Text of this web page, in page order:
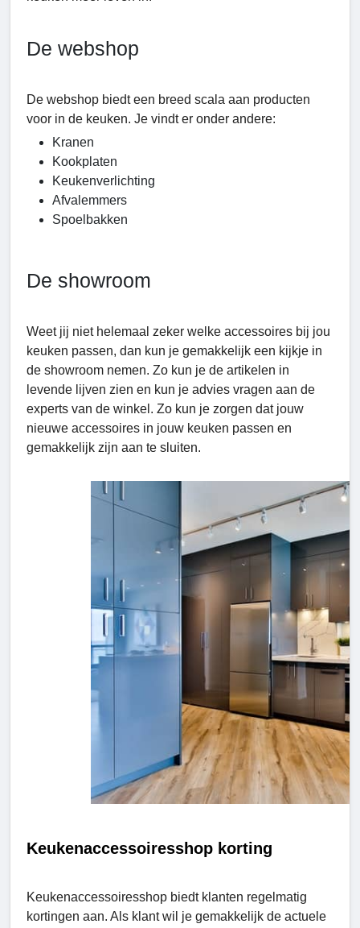
De webshop
De webshop biedt een breed scala aan producten
voor in de keuken. Je vindt er onder andere:
Kranen
Kookplaten
Keukenverlichting
Afvalemmers
Spoelbakken
De showroom
Weet jij niet helemaal zeker welke accessoires bij jou
keuken passen, dan kun je gemakkelijk een kijkje in
de showroom nemen. Zo kun je de artikelen in
levende lijven zien en kun je advies vragen aan de
experts van de winkel. Zo kun je zorgen dat jouw
nieuwe accessoires in jouw keuken passen en
gemakkelijk zijn aan te sluiten.
Keukenaccessoiresshop korting
Keukenaccessoiresshop biedt klanten regelmatig
kortingen aan. Als klant wil je gemakkelijk de actuele